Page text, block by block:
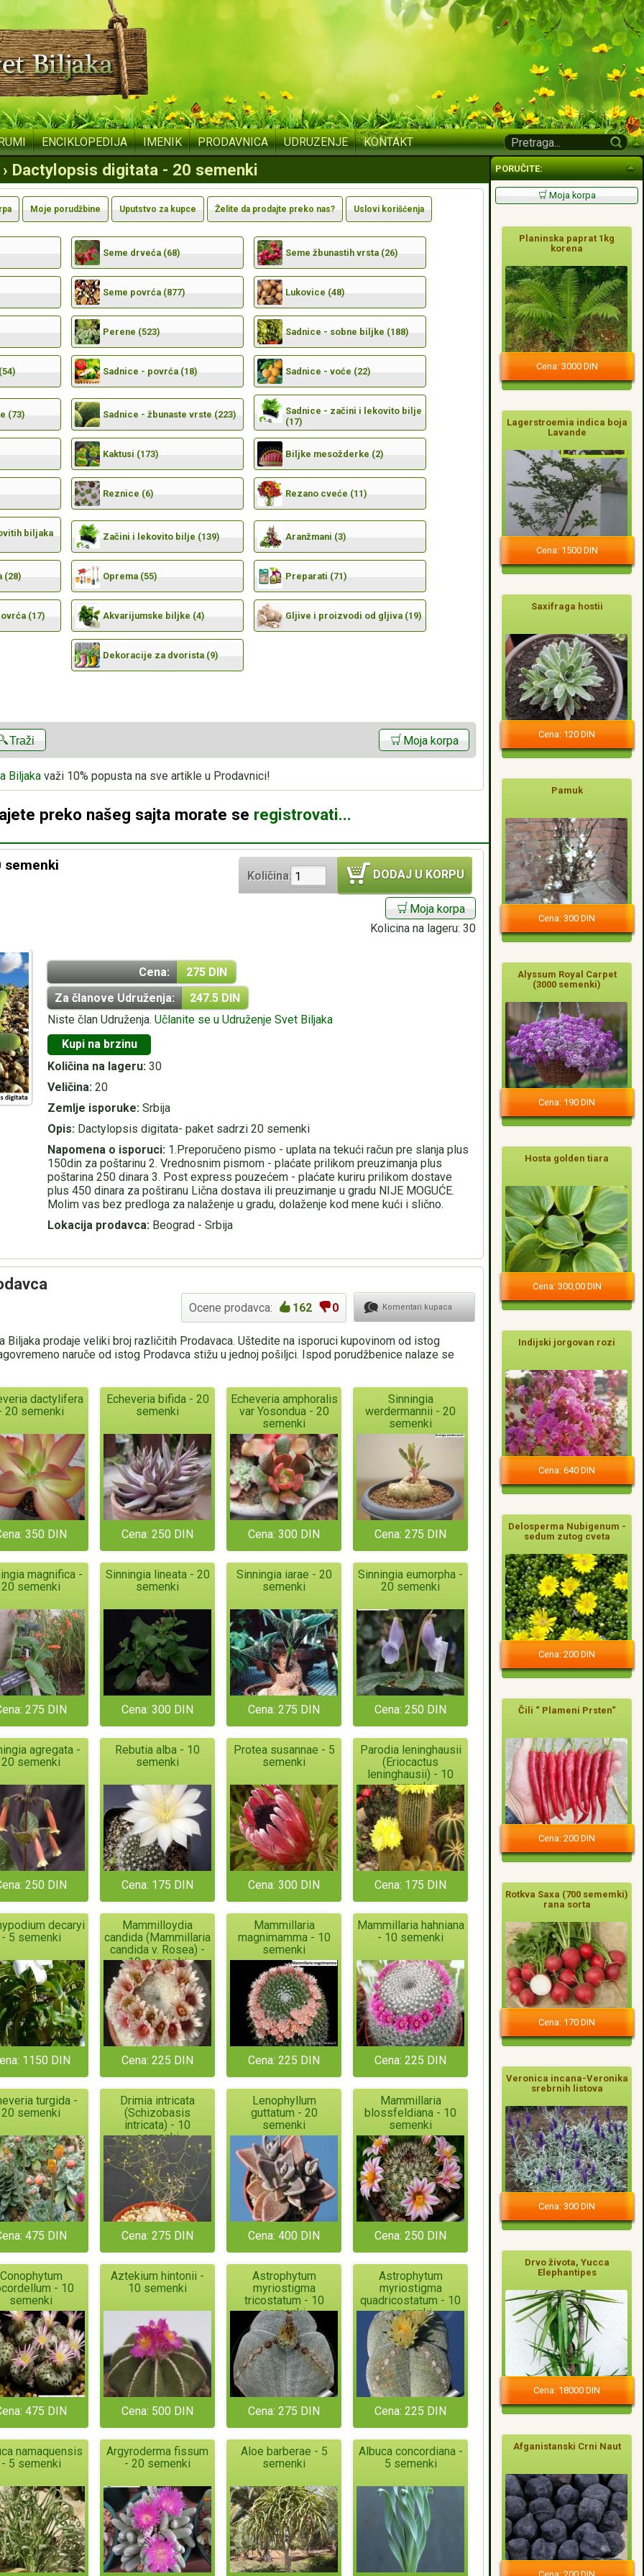
ENCIKLOPEDIJA IMENIK PRODAVNICA UDRUZENJE KONTAKT
› Dactylopsis digitata - 20 semenki
Moje porudžbine Uputstvo za kupce Želite da prodajte preko nas? Uslovi korišćenja
Seme drveća (68) Seme žbunastih vrsta (26)
Seme povrća (877) Lukovice (48)
Perene (523) Sadnice - sobne biljke (188)
Sadnice - povrća (18) Sadnice - voće (22)
(73) Sadnice - žbunaste vrste (223)
Sadnice - začini i lekovito bilje
(17)
Kaktusi (173) Biljke mesožderke (2)
Reznice (6) Rezano cveće (11)
biljaka
Začini i lekovito bilje (139) Aranžmani (3)
(28) Oprema (55) Preparati (71)
(17) Akvarijumske biljke (4) Gljive i proizvodi od gljiva (19)
Dekoracije za dvorista (9)
Traži Moja korpa
Biljaka važi 10% popusta na sve artikle u Prodavnici!
preko našeg sajta morate se registrovati...
semenki
Količina: DODAJ U KORPU
Moja korpa
Kolicina na lageru: 30
Cena:
275 DIN
Za članove Udruženja:
247.5 DIN
Niste član Udruženja. Učlanite se u Udruženje Svet Biljaka
Kupi na brzinu
Količina na lageru: 30
Veličina: 20
Zemlje isporuke: Srbija
Opis: Dactylopsis digitata- paket sadrzi 20 semenki
Napomena o isporuci: 1.Preporučeno pismo - uplata na tekući račun pre slanja plus
150din za poštarinu 2. Vrednosnim pismom - plaćate prilikom preuzimanja plus
poštarina 250 dinara 3. Post express pouzećem - plaćate kuriru prilikom dostave
plus 450 dinara za poštiranu Lična dostava ili preuzimanje u gradu NIJE MOGUĆE.
Molim vas bez predloga za nalaženje u gradu, dolaženje kod mene kući i slično.
Lokacija prodavca: Beograd - Srbija
Ocene prodavca: 162 0 Komentari kupaca
Biljaka prodaje veliki broj različitih Prodavaca. Uštedite na isporuci kupovinom od istog
naruče od istog Prodavca stižu u jednoj pošiljci. Ispod porudžbenice nalaze se
dactylifera
20 semenki
350 DIN
Echeveria bifida - 20
semenki
Cena: 250 DIN
Echeveria amphoralis
var Yosondua - 20
semenki
Cena: 300 DIN
Sinningia
werdermannii - 20
semenki
Cena: 275 DIN
magnifica -
20 semenki
275 DIN
Sinningia lineata - 20
semenki
Cena: 300 DIN
Sinningia iarae - 20
semenki
Cena: 275 DIN
Sinningia eumorpha -
20 semenki
Cena: 250 DIN
agregata -
20 semenki
250 DIN
Rebutia alba - 10
semenki
Cena: 175 DIN
Protea susannae - 5
semenki
Cena: 300 DIN
Parodia leninghausii
(Eriocactus
leninghausii) - 10
semenki
Cena: 175 DIN
decaryi
- 5 semenki
1150 DIN
Mammilloydia
candida (Mammillaria
candida v. Rosea) -
10 semenki
Cena: 225 DIN
Mammillaria
magnimamma - 10
semenki
Cena: 225 DIN
Mammillaria hahniana
- 10 semenki
Cena: 225 DIN
turgida -
20 semenki
475 DIN
Drimia intricata
(Schizobasis
intricata) - 10
semenki
Cena: 275 DIN
Lenophyllum
guttatum - 20
semenki
Cena: 400 DIN
Mammillaria
blossfeldiana - 10
semenki
Cena: 250 DIN
Conophytum
- 10
semenki
475 DIN
Aztekium hintonii -
10 semenki
Cena: 500 DIN
Astrophytum
myriostigma
tricostatum - 10
semenki
Cena: 275 DIN
Astrophytum
myriostigma
quadricostatum - 10
semenki
Cena: 225 DIN
namaquensis
- 5 semenki
Argyroderma fissum
- 20 semenki
Aloe barberae - 5
semenki
Albuca concordiana -
5 semenki
PORUČITE:
Moja korpa
Planinska paprat 1kg
korena
Cena: 3000 DIN
Lagerstroemia indica boja
Lavande
Cena: 1500 DIN
Saxifraga hostii
Cena: 120 DIN
Pamuk
Cena: 300 DIN
Alyssum Royal Carpet
(3000 semenki)
Cena: 190 DIN
Hosta golden tiara
Cena: 300,00 DIN
Indijski jorgovan rozi
Cena: 640 DIN
Delosperma Nubigenum -
sedum zutog cveta
Cena: 200 DIN
Čili “ Plameni Prsten“
Cena: 200 DIN
Rotkva Saxa (700 sememki)
rana sorta
Cena: 170 DIN
Veronica incana-Veronika
srebrnih listova
Cena: 300 DIN
Drvo života, Yucca
Elephantipes
Cena: 18000 DIN
Afganistanski Crni Naut